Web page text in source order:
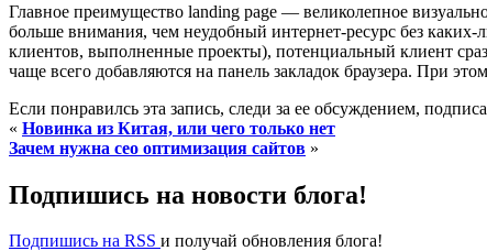
Главное преимущество landing page — великолепное
больше внимания, чем неудобный интернет-ресурс без каких-
клиентов, выполненные проекты), потенциальный клиент
чаще всего добавляются на панель закладок браузера. При
Если понравилсь эта запись, следи за ее обсуждением,
« Новинка из Китая, или чего только нет
Зачем нужна сео оптимизация сайтов »
Подпишись на новости блога!
Подпишись на RSS и получай обновления блога!